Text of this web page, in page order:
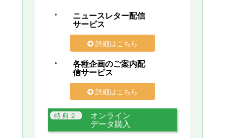
ニュースレター配信
サービス
詳細はこちら
各種企画のご案内配
信サービス
詳細はこちら
オンライン
データ購入